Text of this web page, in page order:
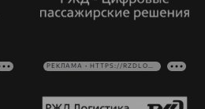
РЕКЛАМА • HTTPS://RZDLOG.RU/